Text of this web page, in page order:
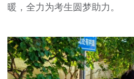
暖，全力为考生圆梦助力。